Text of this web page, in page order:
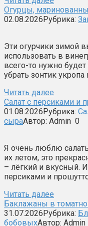
Огурцы,
02.08.2026Рубрика:
Эти огурчики зимой
использовать в
всего-то нужно
убрать зонтик
Читать далее
Салат с персиками и
01.08.2026Рубрика:
сыраАвтор: Admin 0
Я очень люблю
их летом, это
– лёгкий и вкусный.
персиками и
Читать далее
Баклажаны в
31.07.2026Рубрика:
бобовыхАвтор: Admin